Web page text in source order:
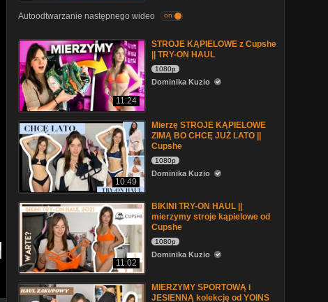
Autoodtwarzanie następnego wideo on
11:24
STROJE KĄPIELOWE z Cupshe
|| TRY-ON HAUL
1080p
Dominika Kuzio
10:49
Mierzę STROJE KĄPIELOWE
ZIMĄ BO CHCĘ JUŻ LATO ||
Cupshe
1080p
Dominika Kuzio
11:02
BIKINI TRY-ON HAUL ||
mierzymy stroje kąpielowe od
Cupshe
1080p
Dominika Kuzio
MIERZYMY SPORTOWĄ i
JESIENNĄ kolekcję od YOINS